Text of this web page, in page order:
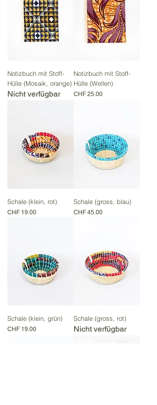
Notizbuch mit Stoff-
Hülle (Mosaik, orange)
Nicht verfügbar
Notizbuch mit Stoff-
Hülle (Wellen)
Preis
CHF 25.00
Schale (klein, rot)
Preis
CHF 19.00
Schale (gross, blau)
Preis
CHF 45.00
Schale (klein, grün)
Preis
CHF 19.00
Schale (gross, rot)
Nicht verfügbar